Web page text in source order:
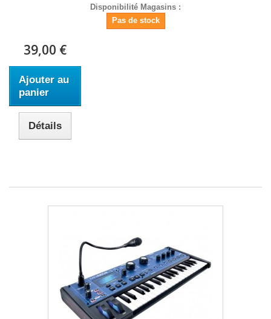
Disponibilité Magasins :
Pas de stock
39,00 €
Ajouter au
panier
Détails